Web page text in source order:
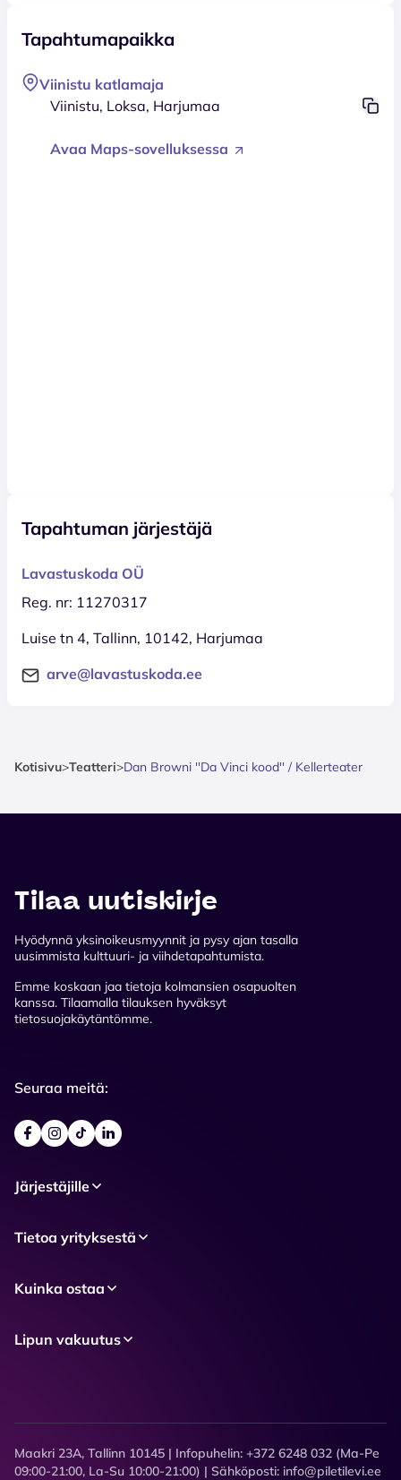
Tapahtumapaikka
Viinistu katlamaja
Viinistu, Loksa, Harjumaa
Avaa Maps-sovelluksessa
Tapahtuman järjestäjä
Lavastuskoda OÜ
Reg. nr: 11270317
Luise tn 4, Tallinn, 10142, Harjumaa
arve@lavastuskoda.ee
Kotisivu>Teatteri>Dan Browni ''Da Vinci kood'' / Kellerteater
Tilaa uutiskirje
Hyödynnä yksinoikeusmyynnit ja pysy ajan tasalla
uusimmista kulttuuri- ja viihdetapahtumista.
Emme koskaan jaa tietoja kolmansien osapuolten
kanssa. Tilaamalla tilauksen hyväksyt
tietosuojakäytäntömme.
Seuraa meitä:
Järjestäjille
Tietoa yrityksestä
Kuinka ostaa
Lipun vakuutus
Maakri 23A, Tallinn 10145 | Infopuhelin: +372 6248 032 (Ma-Pe
09:00-21:00, La-Su 10:00-21:00) | Sähköposti: info@piletilevi.ee